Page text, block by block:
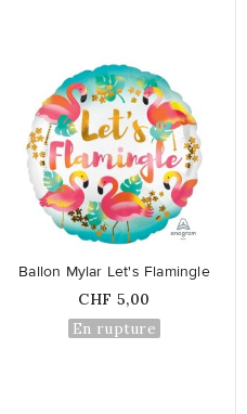
favorite_border
Ballon Mylar Let's Flamingle
Prix
CHF 5,00
En rupture